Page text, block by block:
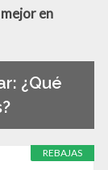
en
¿Qué
REBAJAS